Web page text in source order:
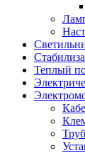
Теплый